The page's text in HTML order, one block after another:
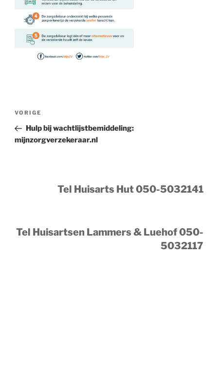
Bericht
Vorig
bericht
VORIGE
Hulp bij wachtlijstbemiddeling:
mijnzorgverzekeraar.nl
Tel Huisarts Hut 050-5032141
Tel Huisartsen Lammers & Luehof 050-
5032117